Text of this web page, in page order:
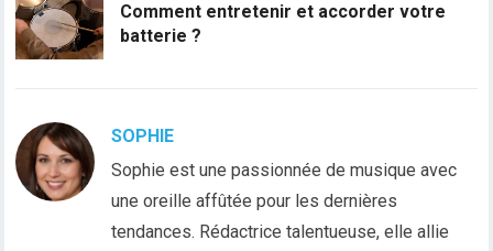
Comment entretenir et accorder votre
batterie ?
SOPHIE
Sophie est une passionnée de musique avec
une oreille affûtée pour les dernières
tendances. Rédactrice talentueuse, elle allie